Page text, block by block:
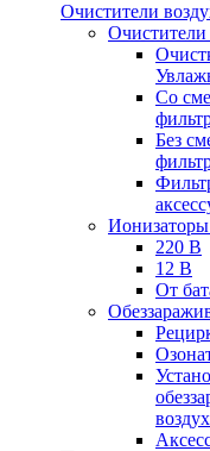
Очистители
Очистители
Cо
Без
Ионизаторы
220 В
12 В
От